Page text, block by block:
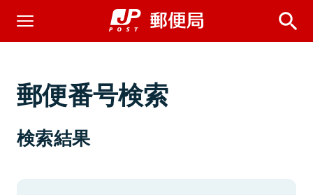
郵便番号検索
検索結果